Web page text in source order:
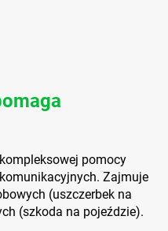
pomocy
Zajmuje
(uszczerbek na
(szkoda na pojeździe).